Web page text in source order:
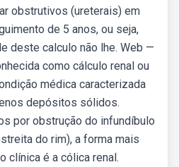
obstrutivos (ureterais) em
de 5 anos, ou seja,
deste calculo não lhe. Web —
como cálculo renal ou
médica caracterizada
depósitos sólidos.
por obstrução do infundíbulo
do rim), a forma mais
clínica é a cólica renal.